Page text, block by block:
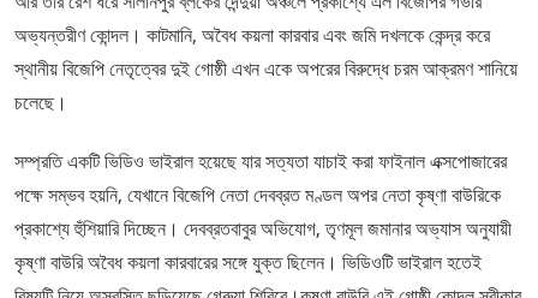
অভ্যন্তরীণ কোন্দল। কাটমানি, অবৈধ কয়লা কারবার এবং জমি দখলকে কেন্দ্র করে
স্থানীয় বিজেপি নেতৃত্বের দুই গোষ্ঠী এখন একে অপরের বিরুদ্ধে চরম আক্রমণ শানিয়ে
চলেছে।
​সম্প্রতি একটি ভিডিও ভাইরাল হয়েছে যার সত্যতা যাচাই করা ফাইনাল এক্সপোজারের
পক্ষে সম্ভব হয়নি, যেখানে বিজেপি নেতা দেবব্রত মণ্ডল অপর নেতা কৃষ্ণা বাউরিকে
প্রকাশ্যে হুঁশিয়ারি দিচ্ছেন। দেবব্রতবাবুর অভিযোগ, তৃণমূল জমানার অভ্যাস অনুযায়ী
কৃষ্ণা বাউরি অবৈধ কয়লা কারবারের সঙ্গে যুক্ত ছিলেন। ভিডিওটি ভাইরাল হতেই